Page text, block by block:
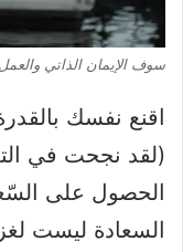
سوف الإيمان الذاتي
اقنع نفسك
(لقد نجحت في
الحصول على
السعادة ليست